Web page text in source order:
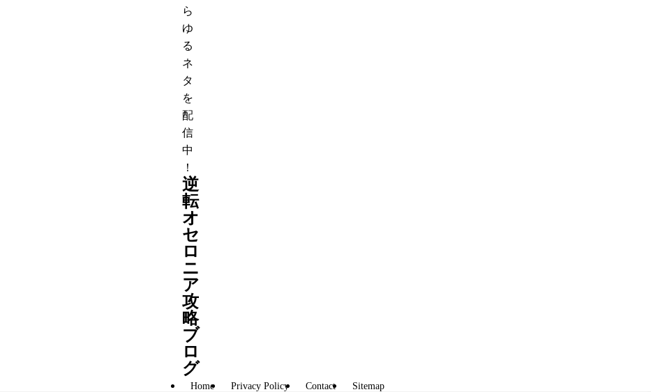
ら
ゆ
る
ネ
タ
を
配
信
中
！
逆
転
オ
セ
ロ
ニ
ア
攻
略
ブ
ロ
グ
Home Privacy Policy Contact Sitemap